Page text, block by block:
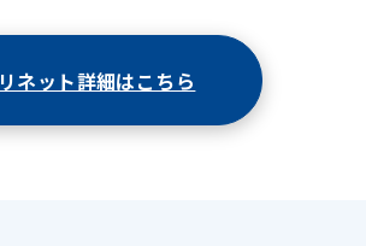
リネット詳細はこちら